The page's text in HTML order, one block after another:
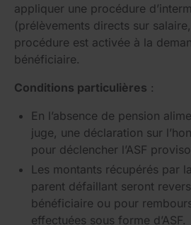
appliquer une procédure
(prélèvements directs sur
procédure est activée à la
bénéficiaire.
Conditions particulières :
En l’absence de pension
juge, une déclaration sur
pour déclencher l’ASF
Les montants récupérés par
parent défaillant seront
bénéficiaire ou pour
effectuées sous forme d’ASF.